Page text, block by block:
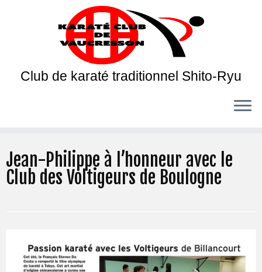
Club de karaté traditionnel Shito-Ryu
Jean-Philippe à l’honneur avec le
Club des Voltigeurs de Boulogne